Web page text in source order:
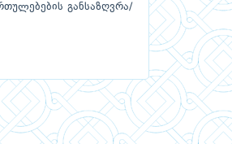
განსაზღვრა/